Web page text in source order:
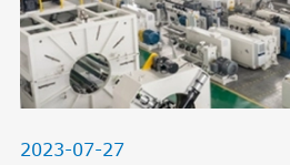
2023-07-27